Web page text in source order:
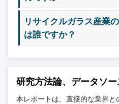
リサイクルガラス産業
は誰ですか？
研究方法論、データソ
本レポートは、直接的な業界と